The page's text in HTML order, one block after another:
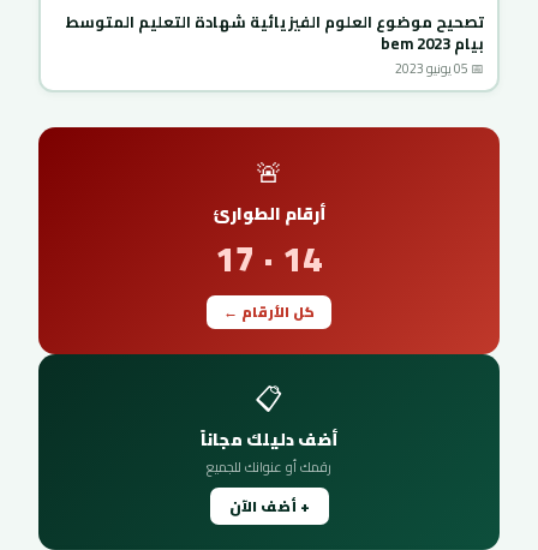
تصحيح موضوع العلوم الفيزيائية شهادة التعليم المتوسط
بيام bem 2023
📅 05 يونيو 2023
🚨
أرقام الطوارئ
14 · 17
كل الأرقام ←
📋
أضف دليلك مجاناً
رقمك أو عنوانك للجميع
+ أضف الآن